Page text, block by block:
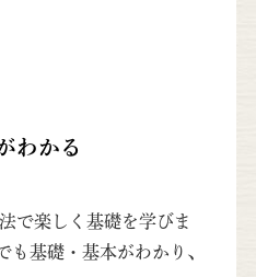
わかる
で楽しく基礎を学びま
も基礎・基本がわかり、